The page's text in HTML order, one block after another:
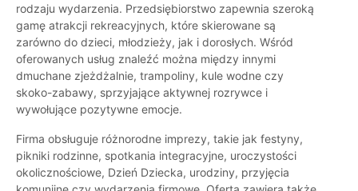
rodzaju wydarzenia. Przedsiębiorstwo zapewnia szeroką
gamę atrakcji rekreacyjnych, które skierowane są
zarówno do dzieci, młodzieży, jak i dorosłych. Wśród
oferowanych usług znaleźć można między innymi
dmuchane zjeżdżalnie, trampoliny, kule wodne czy
skoko-zabawy, sprzyjające aktywnej rozrywce i
wywołujące pozytywne emocje.
Firma obsługuje różnorodne imprezy, takie jak festyny,
pikniki rodzinne, spotkania integracyjne, uroczystości
okolicznościowe, Dzień Dziecka, urodziny, przyjęcia